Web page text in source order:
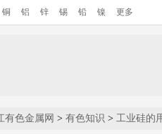
铜 铝 锌 锡 铅 镍 更多
有色金属网 > 有色知识 > 工业硅的